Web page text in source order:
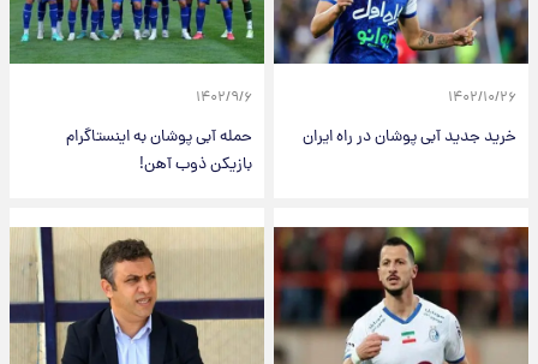
۱۴۰۲/۱۰/۲۶
خرید جدید آبی پوشان در راه ایران
۱۴۰۲/۹/۶
حمله آبی پوشان به اینستاگرام
بازیکن ذوب آهن!